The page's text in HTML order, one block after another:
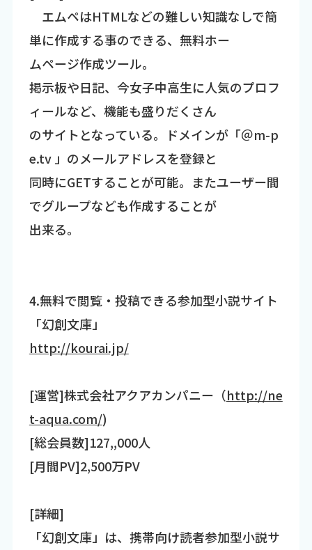
エムペはHTMLなどの難しい知識なしで簡
単に作成する事のできる、無料ホー
ムページ作成ツール。
掲示板や日記、今女子中高生に人気のプロフ
ィールなど、機能も盛りだくさん
のサイトとなっている。ドメインが「＠m-p
e.tv 」のメールアドレスを登録と
同時にGETすることが可能。またユーザー間
でグループなども作成することが
出来る。
4.無料で閲覧・投稿できる参加型小説サイト
「幻創文庫」
http://kourai.jp/
[運営]株式会社アクアカンパニー（http://ne
t-aqua.com/)
[総会員数]127,,000人
[月間PV]2,500万PV
[詳細]
「幻創文庫」は、携帯向け読者参加型小説サ